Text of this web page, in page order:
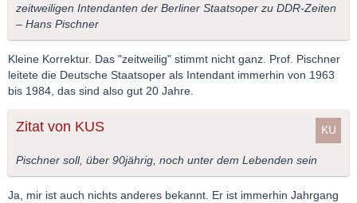
zeitweiligen Intendanten der Berliner Staatsoper zu DDR-Zeiten
– Hans Pischner
Kleine Korrektur. Das "zeitweilig" stimmt nicht ganz. Prof. Pischner
leitete die Deutsche Staatsoper als Intendant immerhin von 1963
bis 1984, das sind also gut 20 Jahre.
Zitat von KUS
Pischner soll, über 90jährig, noch unter dem Lebenden sein
Ja, mir ist auch nichts anderes bekannt. Er ist immerhin Jahrgang